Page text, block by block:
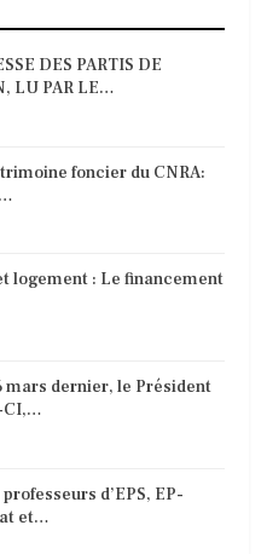
DES PARTIS DE
LU PAR LE…
foncier du CNRA:
logement : Le financement
mars dernier, le Président
CI,…
d’EPS, EP-
et…